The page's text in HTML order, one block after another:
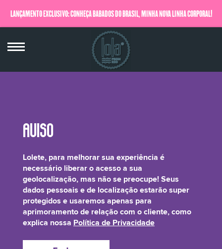
LANÇAMENTO EXCLUSIVO: CONHEÇA BABADOS DO BRASIL, MINHA NOVA LINHA CORPORAL!
QUERO SABER MAIS
Platonia Insignis Butter
É a Manteiga de Bacuri. Suas vitaminas e minerais garantem a reparação da
fibra capilar e ajudam no crescimento saudável do cabelo. Os aminoácidos
lisina e metionina são ótimas para reconstruir a fibra capilar!
Lolete, para melhorar sua experiência é
necessário liberar o acesso a sua
geolocalização, mas não se preocupe! Seus
dados pessoais e de localização estarão super
protegidos e usaremos apenas para
aprimoramento de relação com o cliente, como
explica nossa Política de Privacidade